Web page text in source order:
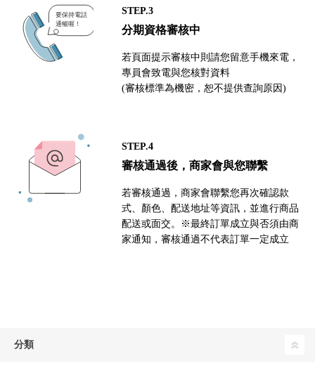
STEP.3
分期資格審核中
若頁面提示審核中則請您留意手機來電，
專員會致電與您核對資料
(審核標準為機密，恕不提供查詢原因)
STEP.4
審核通過後，商家會與您聯繫
若審核通過，商家會聯繫您再次確認款
式、顏色、配送地址等資訊，並進行商品
配送或面交。※最終訂單成立與否須由商
家通知，審核通過不代表訂單一定成立
分類